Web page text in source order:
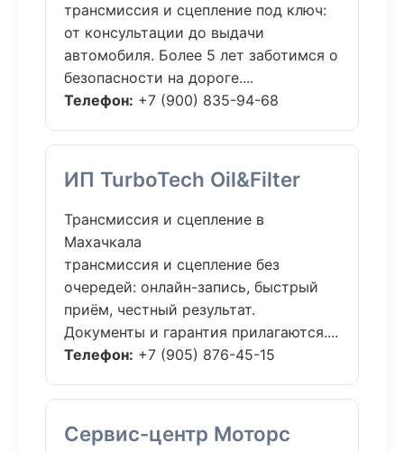
трансмиссия и сцепление под ключ:
от консультации до выдачи
автомобиля. Более 5 лет заботимся о
безопасности на дороге....
Телефон: +7 (900) 835-94-68
ИП TurboTech Oil&Filter
Трансмиссия и сцепление в
Махачкала
трансмиссия и сцепление без
очередей: онлайн-запись, быстрый
приём, честный результат.
Документы и гарантия прилагаются....
Телефон: +7 (905) 876-45-15
Сервис-центр Моторс